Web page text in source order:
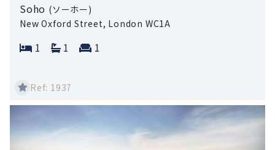
Soho (ソーホー)
New Oxford Street, London WC1A
Bedrooms:
1 Bathrooms:
1 Reception rooms:
1
Ref: 1937